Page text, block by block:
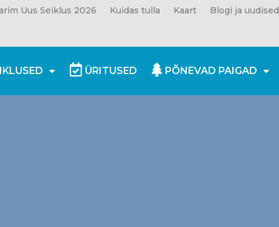
Uus Seiklus 2026 Kuidas tulla Kaart Blogi ja uudised
ÜRITUSED PÕNEVAD PAIGAD